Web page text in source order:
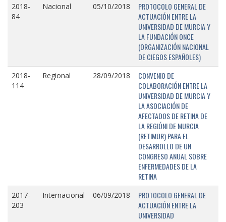
2018-
84
Nacional 05/10/2018
PROTOCOLO GENERAL DE
ACTUACIÓN ENTRE LA
UNIVERSIDAD DE MURCIA Y
LA FUNDACIÓN ONCE
(ORGANIZACIÓN NACIONAL
DE CIEGOS ESPAÑOLES)
2018-
114
Regional 28/09/2018
CONVENIO DE
COLABORACIÓN ENTRE LA
UNIVERSIDAD DE MURCIA Y
LA ASOCIACIÓN DE
AFECTADOS DE RETINA DE
LA REGIÓNI DE MURCIA
(RETIMUR) PARA EL
DESARROLLO DE UN
CONGRESO ANUAL SOBRE
ENFERMEDADES DE LA
RETINA
2017-
203
Internacional 06/09/2018
PROTOCOLO GENERAL DE
ACTUACIÓN ENTRE LA
UNIVERSIDAD